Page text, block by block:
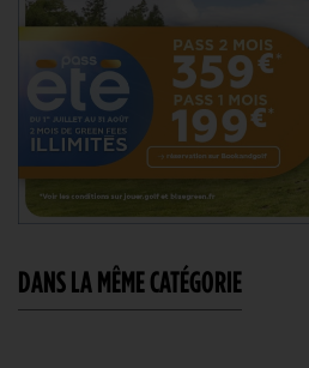
DANS LA MÊME CATÉGORIE